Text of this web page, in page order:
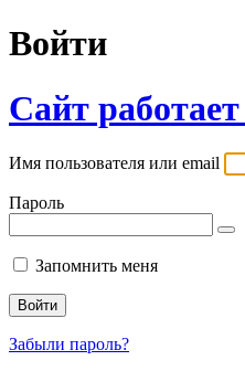
Войти
Сайт
Имя пользователя или email
Пароль
Запомнить меня
Забыли пароль?